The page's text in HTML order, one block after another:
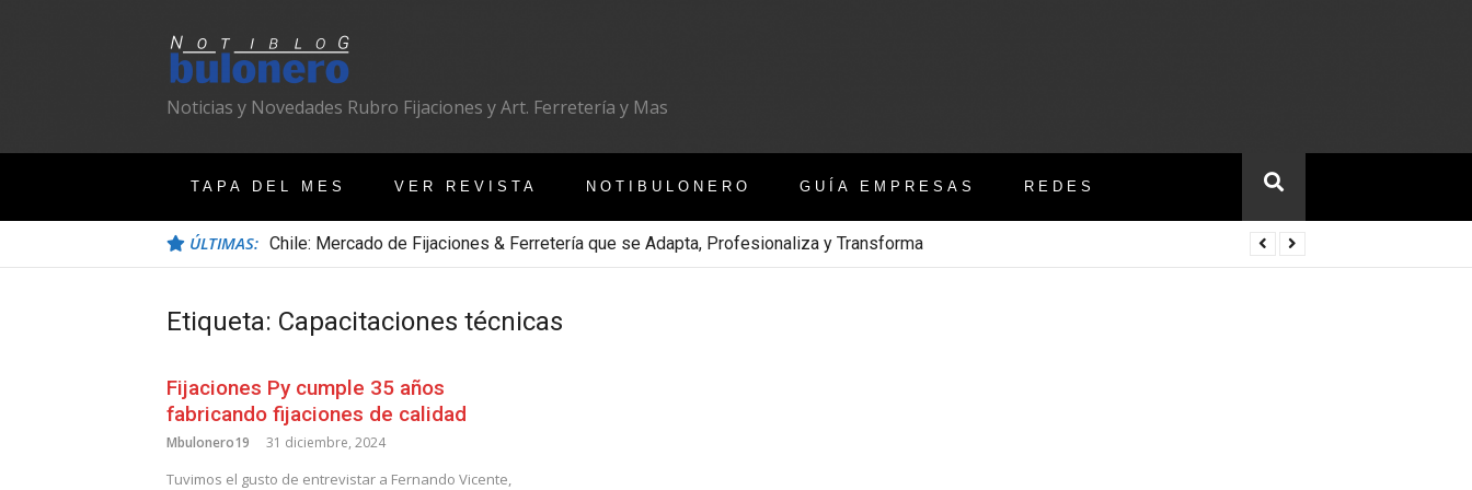
Noticias y Novedades Rubro Fijaciones y Art. Ferretería y Mas
TAPA DEL MES VER REVISTA NOTIBULONERO GUÍA EMPRESAS REDES
ÚLTIMAS: Chile: Mercado de Fijaciones & Ferretería que se Adapta, Profesionaliza y Transforma
Etiqueta: Capacitaciones técnicas
Fijaciones Py cumple 35 años
fabricando fijaciones de calidad
Mbulonero19 31 diciembre, 2024
Tuvimos el gusto de entrevistar a Fernando Vicente,